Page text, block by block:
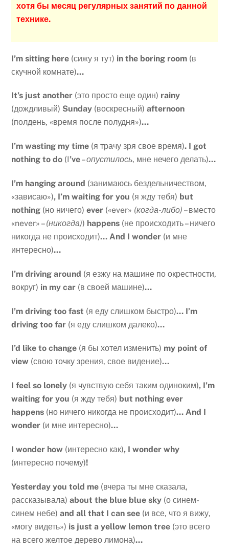
хотя бы месяц регулярных занятий по данной
технике.
I’m sitting here (сижу я тут) in the boring room (в
скучной комнате)…
It’s just another (это просто еще один) rainy
(дождливый) Sunday (воскресный)afternoon
(полдень, «время после полудня»)…
I’m wasting my time (я трачу зря свое время). I got
nothing to do (I’ve–опустилось, мне нечего делать)…
I’m hanging around (занимаюсь бездельничеством,
«зависаю»), I’m waiting for you (я жду тебя) but
nothing (но ничего)ever («ever» (когда-либо) – вместо
«never» –(никогда)) happens (не происходить – ничего
никогда не происходит)…And I wonder (и мне
интересно)…
I’m driving around (я езжу на машине по окрестности,
вокруг) in my car (в своей машине)…
I’m driving too fast (я еду слишком быстро)… I’m
driving too far (я еду слишком далеко)…
I’d like to change (я бы хотел изменить) my point of
view (свою точку зрения, свое видение)…
I feel so lonely (я чувствую себя таким одиноким), I’m
waiting for you (я жду тебя) but nothing ever
happens (но ничего никогда не происходит)…And I
wonder (и мне интересно)…
I wonder how (интересно как), I wonder why
(интересно почему)!
Yesterday you told me (вчера ты мне сказала,
рассказывала)about the blue blue sky (о синем-
синем небе)and all that I can see (и все, что я вижу,
«могу видеть») is just a yellow lemon tree (это всего
на всего желтое дерево лимона)…